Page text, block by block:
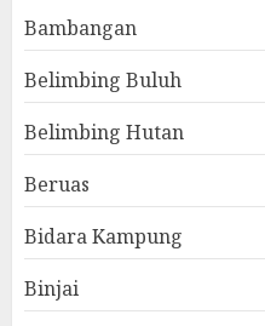
Bambangan
Belimbing Buluh
Belimbing Hutan
Beruas
Bidara Kampung
Binjai